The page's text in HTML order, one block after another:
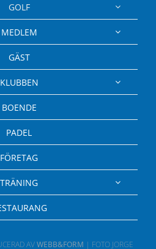
GOLF
MEDLEM
GÄST
KLUBBEN
BOENDE
PADEL
FÖRETAG
TRÄNING
AVWEBB&FORM | FOTO JORGE